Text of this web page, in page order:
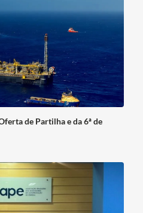
de Partilha e da 6ª de